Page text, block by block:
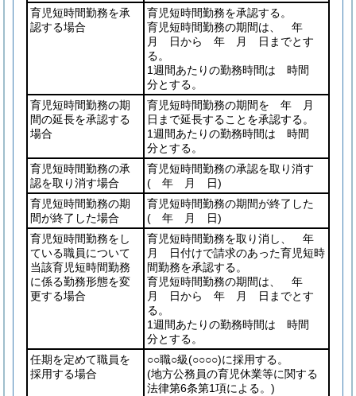
育児短時間勤務を承
認する場合
育児短時間勤務を承認する。
育児短時間勤務の期間は、 年
月 日から 年 月 日までとす
る。
1週間あたりの勤務時間は 時間
分とする。
育児短時間勤務の期
間の延長を承認する
場合
育児短時間勤務の期間を 年 月
日まで延長することを承認する。
1週間あたりの勤務時間は 時間
分とする。
育児短時間勤務の承
認を取り消す場合
育児短時間勤務の承認を取り消す
( 年 月 日)
育児短時間勤務の期
間が終了した場合
育児短時間勤務の期間が終了した
( 年 月 日)
育児短時間勤務をし
ている職員について
当該育児短時間勤務
に係る勤務形態を変
更する場合
育児短時間勤務を取り消し、 年
月 日付けで請求のあった育児短時
間勤務を承認する。
育児短時間勤務の期間は、 年
月 日から 年 月 日までとす
る。
1週間あたりの勤務時間は 時間
分とする。
任期を定めて職員を
採用する場合
○○職○級(○○○○)に採用する。
(地方公務員の育児休業等に関する
法律第6条第1項による。)